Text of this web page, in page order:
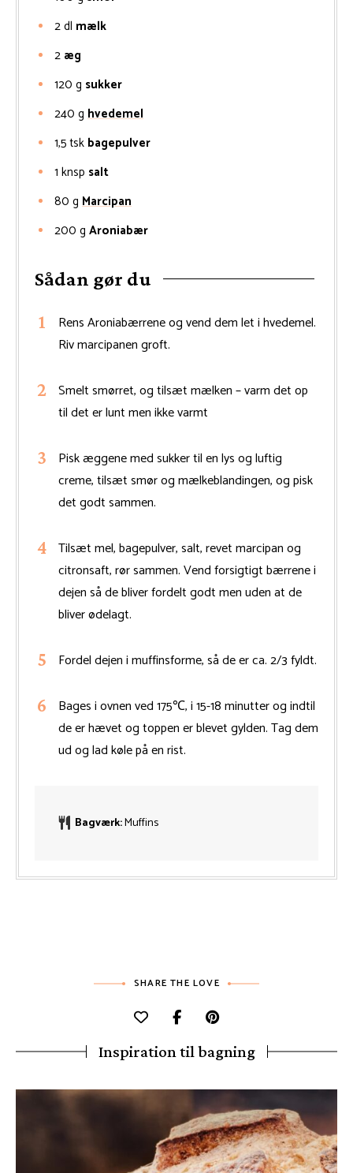
2dl mælk
2 æg
120 g sukker
240 g hvedemel
1,5 tsk bagepulver
1 knsp salt
80 g Marcipan
200 g Aroniabær
Sådan gør du
Rens Aroniabærrene og vend dem let i hvedemel.
Riv marcipanen groft.
Smelt smørret, og tilsæt mælken – varm det op
til det er lunt men ikke varmt
Pisk æggene med sukker til en lys og luftig
creme, tilsæt smør og mælkeblandingen, og pisk
det godt sammen.
Tilsæt mel, bagepulver, salt, revet marcipan og
citronsaft, rør sammen. Vend forsigtigt bærrene i
dejen så de bliver fordelt godt men uden at de
bliver ødelagt.
Fordel dejen i muffinsforme, så de er ca. 2/3 fyldt.
Bages i ovnen ved 175℃, i 15-18 minutter og indtil
de er hævet og toppen er blevet gylden. Tag dem
ud og lad køle på en rist.
Bagværk:Muffins
SHARE THE LOVE
Inspiration til bagning